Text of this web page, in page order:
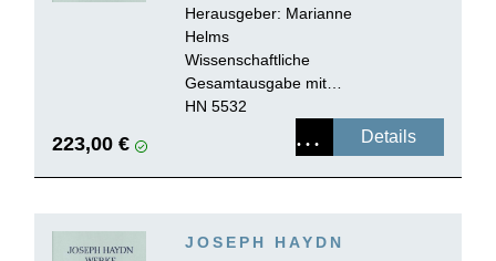
Herausgeber: Marianne
Helms
Wissenschaftliche
Gesamtausgabe mit
Kritischem Bericht, Leinen
HN 5532
223,00 € Details
JOSEPH HAYDN